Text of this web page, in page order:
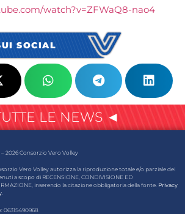
watch?v=ZFWaQ8-nao4
SOCIAL
LE NEWS ◄
2026 Consorzio Vero Volley
Vero Volley autorizza la riproduzione totale e/o parziale dei
a scopo di RECENSIONE, CONDIVISIONE ED
inserendo la citazione obbligatoria della fonte. Privacy
.
06315490968